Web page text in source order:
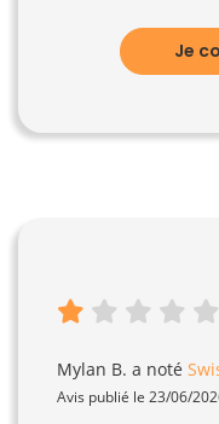
Je
Mylan B. a noté
Avis publié le 23/06/